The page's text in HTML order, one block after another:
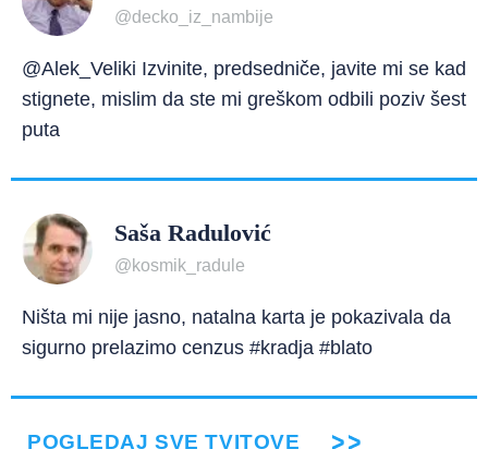
@decko_iz_nambije
@Alek_Veliki Izvinite, predsedniče, javite mi se kad
stignete, mislim da ste mi greškom odbili poziv šest
puta
Saša Radulović
@kosmik_radule
Ništa mi nije jasno, natalna karta je pokazivala da
sigurno prelazimo cenzus #kradja #blato
POGLEDAJ SVE TVITOVE